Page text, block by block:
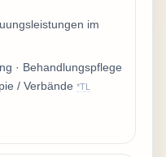
im
· Behandlungspflege
/ Verbände *TL